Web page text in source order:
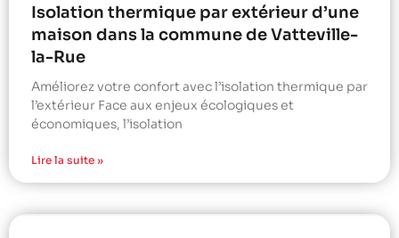
Isolation thermique par extérieur d’une
maison dans la commune de Vatteville-
la-Rue
Améliorez votre confort avec l’isolation thermique par
l’extérieur Face aux enjeux écologiques et
économiques, l’isolation
Lire la suite »